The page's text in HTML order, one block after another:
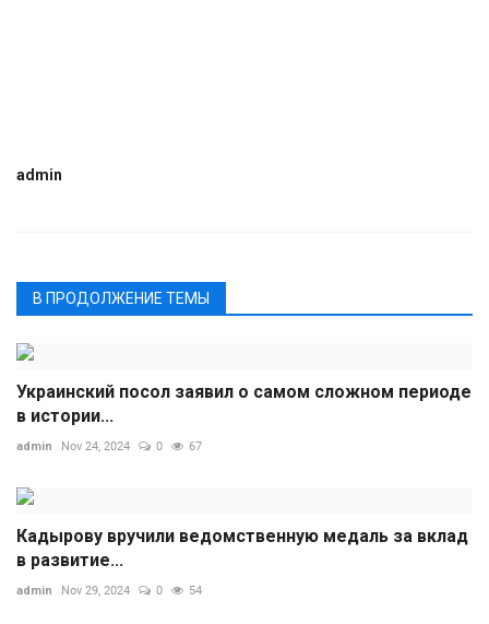
admin
В ПРОДОЛЖЕНИЕ ТЕМЫ
Украинский посол заявил о самом сложном периоде
в истории...
admin Nov 24, 2024 0 67
Кадырову вручили ведомственную медаль за вклад
в развитие...
admin Nov 29, 2024 0 54